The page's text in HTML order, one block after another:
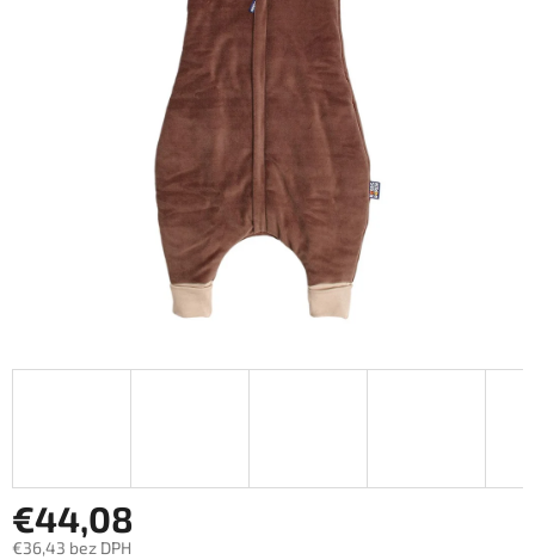
€44,08
€36,43 bez DPH